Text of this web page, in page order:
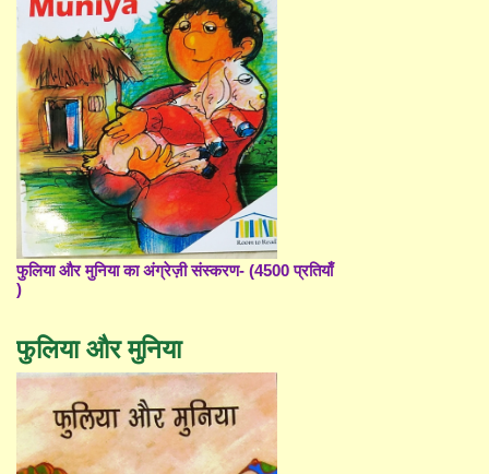
फुलिया और मुनिया का अंग्रेज़ी संस्करण- (4500 प्रतियाँ
)
फुलिया और मुनिया